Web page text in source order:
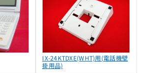
IX-24KTDXE(WHT)用(電話機壁
掛用品)